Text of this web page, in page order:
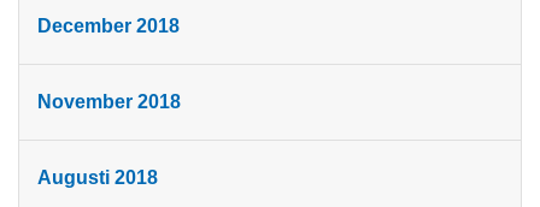
December 2018
November 2018
Augusti 2018